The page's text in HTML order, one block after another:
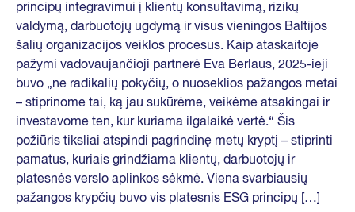
principų integravimui į klientų konsultavimą, rizikų
valdymą, darbuotojų ugdymą ir visus vieningos Baltijos
šalių organizacijos veiklos procesus. Kaip ataskaitoje
pažymi vadovaujančioji partnerė Eva Berlaus, 2025-ieji
buvo „ne radikalių pokyčių, o nuoseklios pažangos metai
– stiprinome tai, ką jau sukūrėme, veikėme atsakingai ir
investavome ten, kur kuriama ilgalaikė vertė.“ Šis
požiūris tiksliai atspindi pagrindinę metų kryptį – stiprinti
pamatus, kuriais grindžiama klientų, darbuotojų ir
platesnės verslo aplinkos sėkmė. Viena svarbiausių
pažangos krypčių buvo vis platesnis ESG principų […]